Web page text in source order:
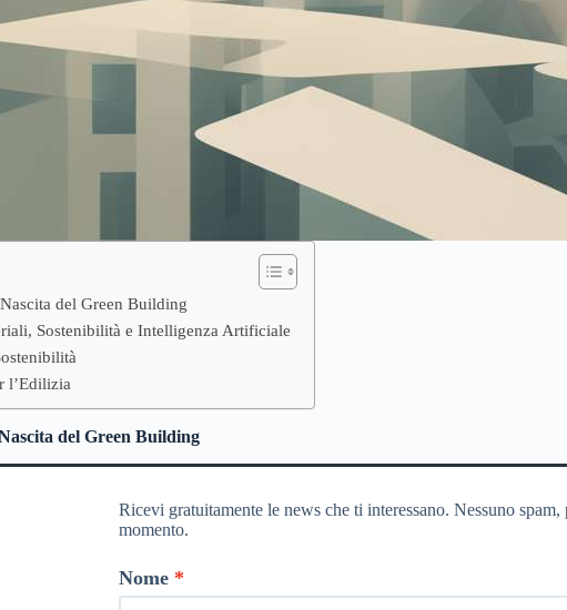
del Green Building
Sostenibilità e Intelligenza Artificiale
l’Edilizia
del Green Building
Ricevi gratuitamente le news che ti interessano. Nessuno
momento.
Nome